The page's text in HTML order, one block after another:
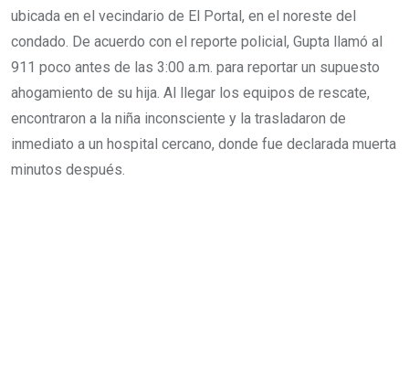
ubicada en el vecindario de El Portal, en el noreste del
condado. De acuerdo con el reporte policial, Gupta llamó al
911 poco antes de las 3:00 a.m. para reportar un supuesto
ahogamiento de su hija. Al llegar los equipos de rescate,
encontraron a la niña inconsciente y la trasladaron de
inmediato a un hospital cercano, donde fue declarada muerta
minutos después.